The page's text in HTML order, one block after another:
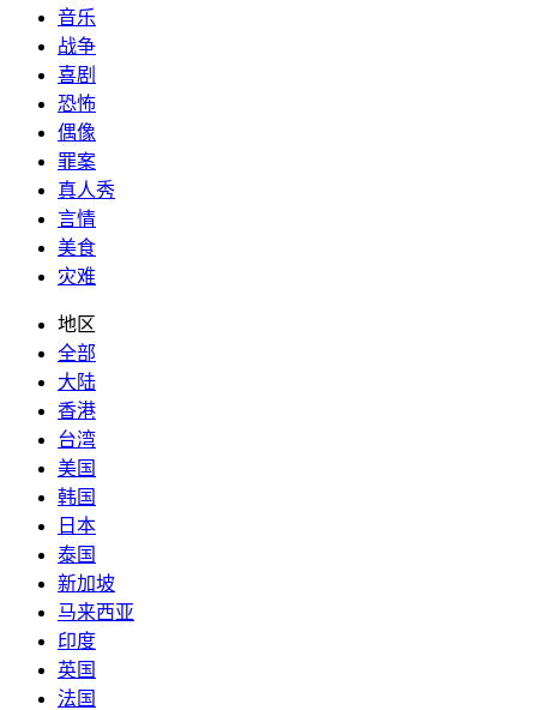
音乐
战争
喜剧
恐怖
偶像
罪案
真人秀
言情
美食
灾难
地区
全部
大陆
香港
台湾
美国
韩国
日本
泰国
新加坡
马来西亚
印度
英国
法国